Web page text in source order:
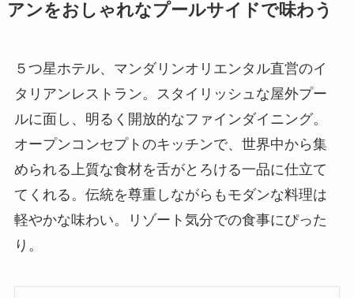
アンをおしゃれなプールサイドで味わう
５つ星ホテル、マンダリンオリエンタル直営のイ
タリアンレストラン。スタイリッシュな屋外プー
ルに面し、明るく開放的なファインダイニング。
オープンコンセプトのキッチンで、世界中から集
められる上質な食材を舌がとろける一品に仕立て
てくれる。伝統を尊重しながらもモダンな料理は
軽やかな味わい。リゾート気分での食事にぴった
り。